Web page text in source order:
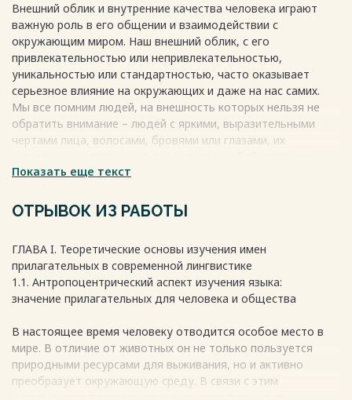
2.1. Прилагательные, обозначающие внешние качества
человека
2.2. Прилагательные, обозначающие внутренние
качества человека
Выводы по ГЛАВЕ II
ЗАКЛЮЧЕНИЕ
БИБЛИОГРАФИЧЕСКИЙ СПИСОК
ИСПОЛЬЗОВАННОЙ ЛИТЕРАТУРЫ
Весь текст будет доступенпосле покупки
Внешний облик и внутренние качества человека играют
важную роль в его общении и взаимодействии с
окружающим миром. Наш внешний облик, с его
привлекательностью или непривлекательностью,
уникальностью или стандартностью, часто оказывает
серьезное влияние на окружающих и даже на нас самих.
Мы все помним людей, на внешность которых нельзя не
обратить внимание – людей с яркими, выразительными
чертами лица, волосами, бровями или глазами, их
шарм. Такие люди могут с легкостью привлечь внимание и
только первое впечатление, которое нам удается сделать
Внутренние качества играют еще более важную роль в
наших взаимодействиях. Это качества, которые
определяют нашу эмоциональную интеллектуальную
ориентацию, отношения социальные нормы и ценности,
быть внешне красивым, но внутренне пустым и
безразличным к окружающим. Уверенность, доброта,
успешность, эрудиция, юмор - все эти внутренние черты
могут оказывать гораздо большее влияние на наши
Показать еще текст
ОТРЫВОК ИЗ РАБОТЫ
ГЛАВА I. Теоретические основы изучения имен
прилагательных в современной лингвистике
1.1. Антропоцентрический аспект изучения языка:
значение прилагательных для человека и общества
В настоящее время человеку отводится особое место в
мире. В отличие от животных он не только пользуется
природными ресурсами для выживания, но и активно
преобразует окружающую среду. В связи с этим